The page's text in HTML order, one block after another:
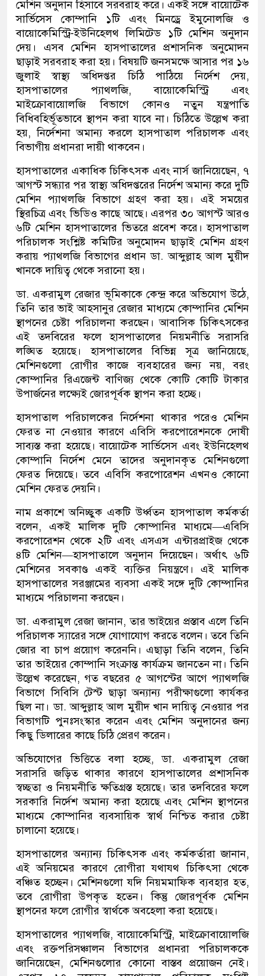
মেশিন অনুদান হিসাবে সরবরাহ করে। একই সঙ্গে বায়োটেক
সার্ভিসেস কোম্পানি ১টি এবং মিনড্রে ইমুনোলজি ও
বায়োকেমিস্ট্রি-ইউনিহেলথ লিমিটেড ১টি মেশিন অনুদান
দেয়। এসব মেশিন হাসপাতালের প্রশাসনিক অনুমোদন
ছাড়াই সরবরাহ করা হয়। বিষয়টি জনসমক্ষে আসার পর ১৬
জুলাই স্বাস্থ্য অধিদপ্তর চিঠি পাঠিয়ে নির্দেশ দেয়,
হাসপাতালের প্যাথলজি, বায়োকেমিস্ট্রি এবং
মাইক্রোবায়োলজি বিভাগে কোনও নতুন যন্ত্রপাতি
বিধিবহির্ভূতভাবে স্থাপন করা যাবে না। চিঠিতে উল্লেখ করা
হয়, নির্দেশনা অমান্য করলে হাসপাতাল পরিচালক এবং
বিভাগীয় প্রধানরা দায়ী থাকবেন।
হাসপাতালের একাধিক চিকিৎসক এবং নার্স জানিয়েছেন, ৭
আগস্ট সন্ধ্যার পর স্বাস্থ্য অধিদপ্তরের নির্দেশ অমান্য করে দুটি
মেশিন প্যাথলজি বিভাগে গ্রহণ করা হয়। এই সময়ের
স্থিরচিত্র এবং ভিডিও কাছে আছে। এরপর ৩০ আগস্ট আরও
৬টি মেশিন হাসপাতালের ভিতরে প্রবেশ করে। হাসপাতাল
পরিচালক সংশ্লিষ্ট কমিটির অনুমোদন ছাড়াই মেশিন গ্রহণ
করায় প্যাথলজি বিভাগের প্রধান ডা. আব্দুল্লাহ আল মুয়ীদ
খানকে দায়িত্ব থেকে সরানো হয়।
ডা. একরামুল রেজার ভূমিকাকে কেন্দ্র করে অভিযোগ উঠে,
তিনি তার ভাই আহসানুর রেজার মাধ্যমে কোম্পানির মেশিন
স্থাপনের চেষ্টা পরিচালনা করছেন। আবাসিক চিকিৎসকের
এই তদবিরের ফলে হাসপাতালের নিয়মনীতি সরাসরি
লঙ্ঘিত হয়েছে। হাসপাতালের বিভিন্ন সূত্র জানিয়েছে,
মেশিনগুলো রোগীর কাজে ব্যবহারের জন্য নয়, বরং
কোম্পানির রিএজেন্ট বাণিজ্য থেকে কোটি কোটি টাকার
উপার্জনের লক্ষ্যেই জোরপূর্বক স্থাপন করা হচ্ছে।
হাসপাতাল পরিচালকের নির্দেশনা থাকার পরেও মেশিন
ফেরত না নেওয়ার কারণে এবিসি করপোরেশনকে দোষী
সাব্যস্ত করা হয়েছে। বায়োটেক সার্ভিসেস এবং ইউনিহেলথ
কোম্পানি নির্দেশ মেনে তাদের অনুদানকৃত মেশিনগুলো
ফেরত দিয়েছে। তবে এবিসি করপোরেশন এখনও কোনো
মেশিন ফেরত দেয়নি।
নাম প্রকাশে অনিচ্ছুক একটি উর্ধ্বতন হাসপাতাল কর্মকর্তা
বলেন, একই মালিক দুটি কোম্পানির মাধ্যমে—এবিসি
করপোরেশন থেকে ২টি এবং এসএস এন্টারপ্রাইজ থেকে
৪টি মেশিন—হাসপাতালে অনুদান দিয়েছেন। অর্থাৎ ৬টি
মেশিনের সবকাণ্ড একই ব্যক্তির নিয়ন্ত্রণে। এই মালিক
হাসপাতালের সরঞ্জামের ব্যবসা একই সঙ্গে দুটি কোম্পানির
মাধ্যমে পরিচালনা করছেন।
ডা. একরামুল রেজা জানান, তার ভাইয়ের প্রস্তাব এলে তিনি
পরিচালক স্যারের সঙ্গে যোগাযোগ করতে বলেন। তবে তিনি
জোর বা চাপ প্রয়োগ করেননি। এছাড়া তিনি বলেন, তিনি
তার ভাইয়ের কোম্পানি সংক্রান্ত কার্যক্রম জানতেন না। তিনি
উল্লেখ করেছেন, গত বছরের ৫ আগস্টের আগে প্যাথলজি
বিভাগে সিবিসি টেস্ট ছাড়া অন্যান্য পরীক্ষাগুলো কার্যকর
ছিল না। ডা. আব্দুল্লাহ আল মুয়ীদ খান দায়িত্ব নেওয়ার পর
বিভাগটি পুনঃসংস্কার করেন এবং মেশিন অনুদানের জন্য
কিছু ডিলারের কাছে চিঠি প্রেরণ করেন।
অভিযোগের ভিত্তিতে বলা হচ্ছে, ডা. একরামুল রেজা
সরাসরি জড়িত থাকার কারণে হাসপাতালের প্রশাসনিক
স্বচ্ছতা ও নিয়মনীতি ক্ষতিগ্রস্ত হয়েছে। তার তদবিরের ফলে
সরকারি নির্দেশ অমান্য করা হয়েছে এবং মেশিন স্থাপনের
মাধ্যমে কোম্পানির ব্যবসায়িক স্বার্থ নিশ্চিত করার চেষ্টা
চালানো হয়েছে।
হাসপাতালের অন্যান্য চিকিৎসক এবং কর্মকর্তারা জানান,
এই অনিয়মের কারণে রোগীরা যথাযথ চিকিৎসা থেকে
বঞ্চিত হচ্ছেন। মেশিনগুলো যদি নিয়মমাফিক ব্যবহার হত,
তবে রোগীরা উপকৃত হতেন। কিন্তু জোরপূর্বক মেশিন
স্থাপনের ফলে রোগীর স্বার্থকে অবহেলা করা হয়েছে।
হাসপাতালের প্যাথলজি, বায়োকেমিস্ট্রি, মাইক্রোবায়োলজি
এবং রক্তপরিসঞ্চালন বিভাগের প্রধানরা পরিচালককে
জানিয়েছেন, মেশিনগুলোর কোনো বাস্তব প্রয়োজন নেই।